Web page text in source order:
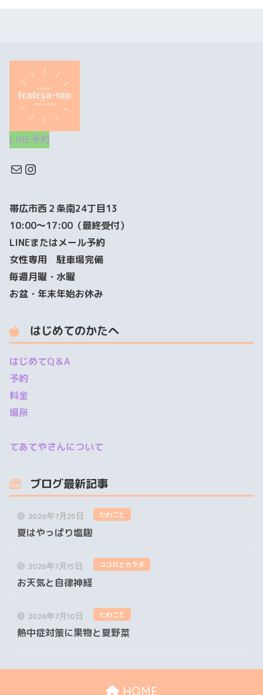
LINE予約
帯広市西２条南24丁目13
10:00～17:00（最終受付）
LINEまたはメール予約
女性専用 駐車場完備
毎週月曜・水曜
お盆・年末年始お休み
はじめてのかたへ
はじめてQ＆A
予約
料金
場所
てあてやさんについて
ブログ最新記事
2026年7月25日
夏はやっぱり塩麹
たわごと
2026年7月15日
お天気と自律神経
ココロとカラダ
2026年7月10日
熱中症対策に果物と夏野菜
たわごと
HOME